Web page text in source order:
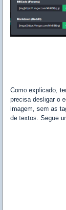
Como explicado,
precisa desligar o
imagem, sem as
de textos. Segue